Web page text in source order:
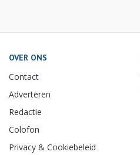
OVER ONS
Contact
Adverteren
Redactie
Colofon
Privacy & Cookiebeleid